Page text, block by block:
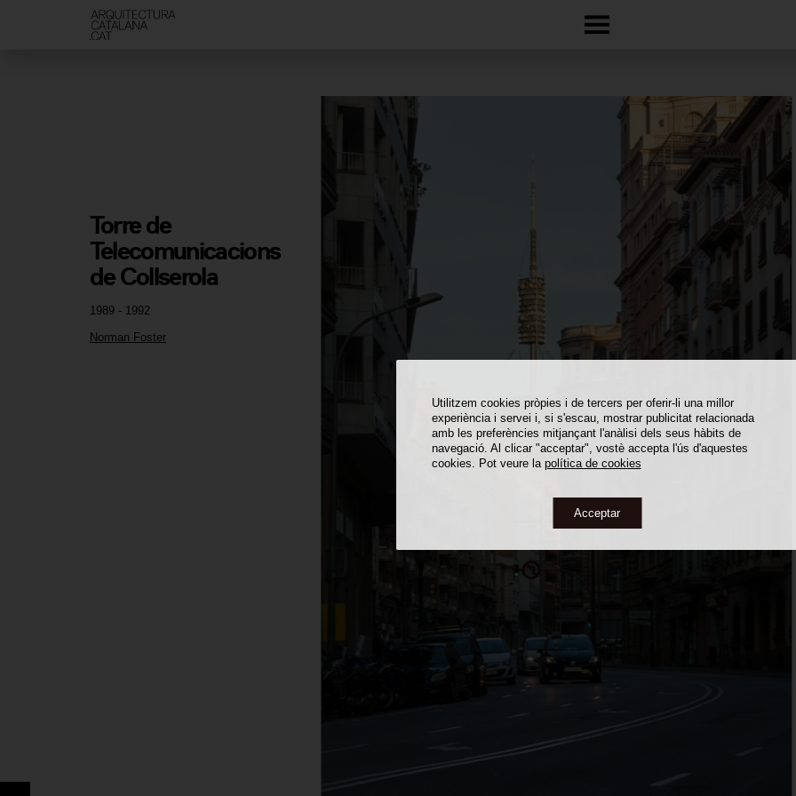
Utilitzem cookies pròpies i de tercers per oferir-li una millor
experiència i servei i, si s'escau, mostrar publicitat relacionada
amb les preferències mitjançant l'anàlisi dels seus hàbits de
navegació. Al clicar "acceptar", vostè accepta l'ús d'aquestes
cookies. Pot veure la política de cookies
Acceptar
1989 - 1992
Norman Foster
Torre de
Telecomunicacions
de Collserola